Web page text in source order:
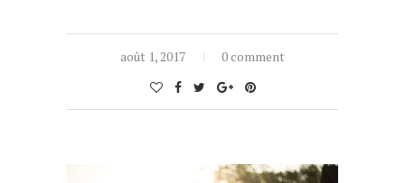
août 1, 2017 0 comment